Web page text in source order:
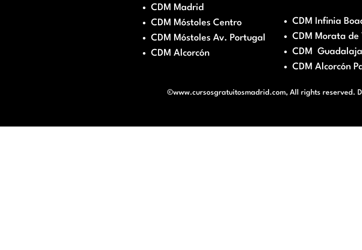
CDM Madrid
CDM Móstoles Centro
CDM Móstoles Av. Portugal
CDM Alcorcón
CDM Infinia
CDM Morata de
CDM
CDM Alcorcón
©www.cursosgratuitosmadrid.com, All rights reserved.